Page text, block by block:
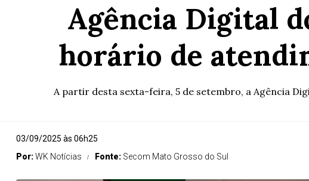
Agência Digital
horário de
A partir desta sexta-feira, 5 de setembro, a Agência
03/09/2025 às 06h25
Por:WK Notícias Fonte: Secom Mato Grosso do Sul